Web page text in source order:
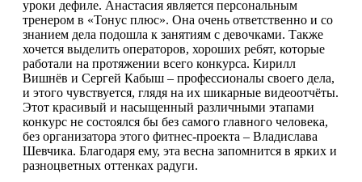
уроки дефиле. Анастасия является персональным
тренером в «Тонус плюс». Она очень ответственно и со
знанием дела подошла к занятиям с девочками. Также
хочется выделить операторов, хороших ребят, которые
работали на протяжении всего конкурса. Кирилл
Вишнёв и Сергей Кабыш – профессионалы своего дела,
и этого чувствуется, глядя на их шикарные видеоотчёты.
Этот красивый и насыщенный различными этапами
конкурс не состоялся бы без самого главного человека,
без организатора этого фитнес-проекта – Владислава
Шевчика. Благодаря ему, эта весна запомнится в ярких и
разноцветных оттенках радуги.